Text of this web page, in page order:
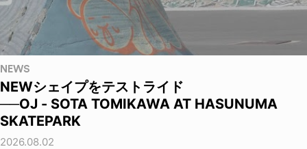
NEWS
NEWシェイプをテストライド
──OJ - SOTA TOMIKAWA AT HASUNUMA
SKATEPARK
2026.08.02